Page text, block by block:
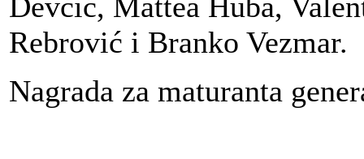
Rebrović i Branko Vezmar.
Nagrada za maturanta